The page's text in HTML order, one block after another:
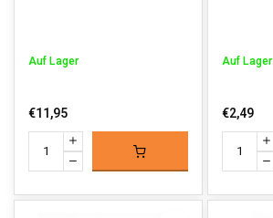
Auf Lager
€11,95
Auf Lager
€2,49